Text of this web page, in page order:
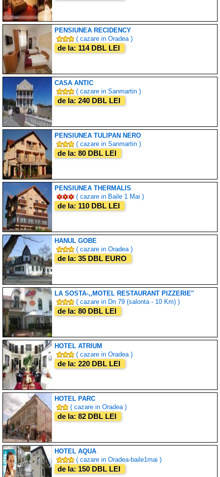
PENSIUNEA RECIDENCY
( cazare in Oradea )
de la: 114 DBL LEI
CASA ANTIC
( cazare in Sanmartin )
de la: 240 DBL LEI
PENSIUNEA TULIPAN NERO
( cazare in Sanmartin )
de la: 80 DBL LEI
PENSIUNEA THERMALIS
( cazare in Baile 1 Mai )
de la: 110 DBL LEI
HANUL GOBE
( cazare in Oradea )
de la: 35 DBL EURO
LA SOSTA-,,MOTEL RESTAURANT PIZZERIE''
( cazare in Dn 79 (salonta - 10 Km) )
de la: 80 DBL LEI
HOTEL ATRIUM
( cazare in Oradea )
de la: 220 DBL LEI
HOTEL PARC
( cazare in Oradea )
de la: 82 DBL LEI
HOTEL AQUA
( cazare in Oradea-baile1mai )
de la: 150 DBL LEI